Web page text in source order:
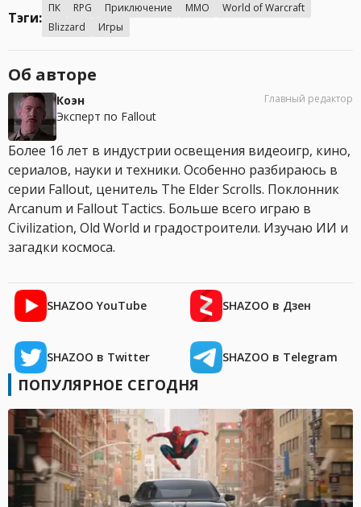
Тэги:
ПК RPG Приключение MMO
World of Warcraft
Blizzard
Игры
Об авторе
Коэн
Эксперт по Fallout
Главный редактор
Более 16 лет в индустрии освещения видеоигр, кино,
сериалов, науки и техники. Особенно разбираюсь в
серии Fallout, ценитель The Elder Scrolls. Поклонник
Arcanum и Fallout Tactics. Больше всего играю в
Civilization, Old World и градостроители. Изучаю ИИ и
загадки космоса.
SHAZOO YouTube SHAZOO в Дзен
SHAZOO в Twitter SHAZOO в Telegram
ПОПУЛЯРНОЕ СЕГОДНЯ